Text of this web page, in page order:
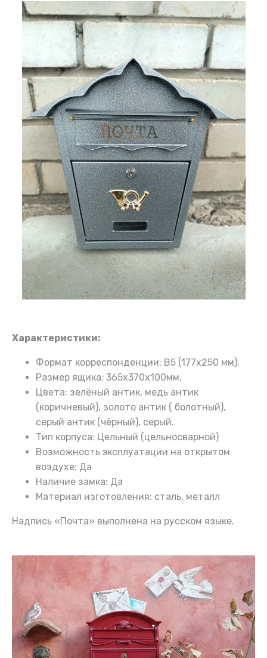
Характеристики:
Формат корреспонденции: B5 (177х250 мм).
Размер ящика: 365х370х100мм.
Цвета: зелёный антик, медь антик
(коричневый), золото антик ( болотный),
серый антик (чёрный), серый.
Тип корпуса: Цельный (цельносварной)
Возможность эксплуатации на открытом
воздухе: Да
Наличие замка: Да
Материал изготовления: сталь, металл
Надпись «Почта» выполнена на русском языке.